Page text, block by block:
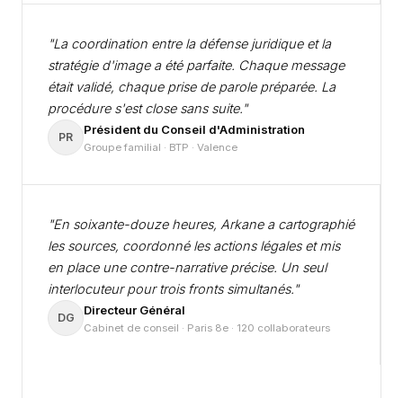
"La coordination entre la défense juridique et la
stratégie d'image a été parfaite. Chaque message
était validé, chaque prise de parole préparée. La
procédure s'est close sans suite."
PR
Président du Conseil d'Administration
Groupe familial · BTP · Valence
"En soixante-douze heures, Arkane a cartographié
les sources, coordonné les actions légales et mis
en place une contre-narrative précise. Un seul
interlocuteur pour trois fronts simultanés."
DG
Directeur Général
Cabinet de conseil · Paris 8e · 120 collaborateurs